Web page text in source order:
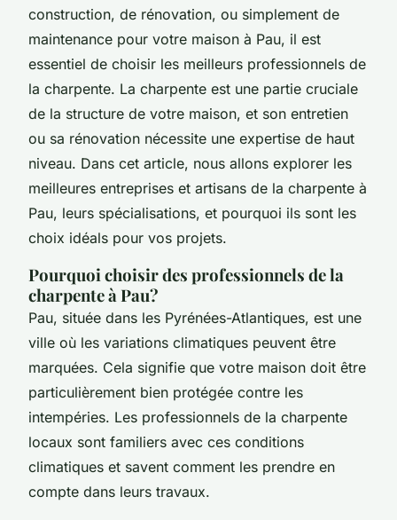
construction, de rénovation, ou simplement de
maintenance pour votre maison à Pau, il est
essentiel de choisir les meilleurs professionnels de
la charpente. La charpente est une partie cruciale
de la structure de votre maison, et son entretien
ou sa rénovation nécessite une expertise de haut
niveau. Dans cet article, nous allons explorer les
meilleures entreprises et artisans de la charpente à
Pau, leurs spécialisations, et pourquoi ils sont les
choix idéals pour vos projets.
Pourquoi choisir des professionnels de la
charpente à Pau?
Pau, située dans les Pyrénées-Atlantiques, est une
ville où les variations climatiques peuvent être
marquées. Cela signifie que votre maison doit être
particulièrement bien protégée contre les
intempéries. Les professionnels de la charpente
locaux sont familiers avec ces conditions
climatiques et savent comment les prendre en
compte dans leurs travaux.